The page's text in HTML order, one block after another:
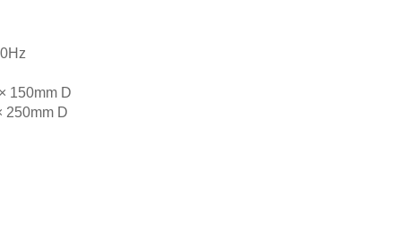
150mm D
250mm D